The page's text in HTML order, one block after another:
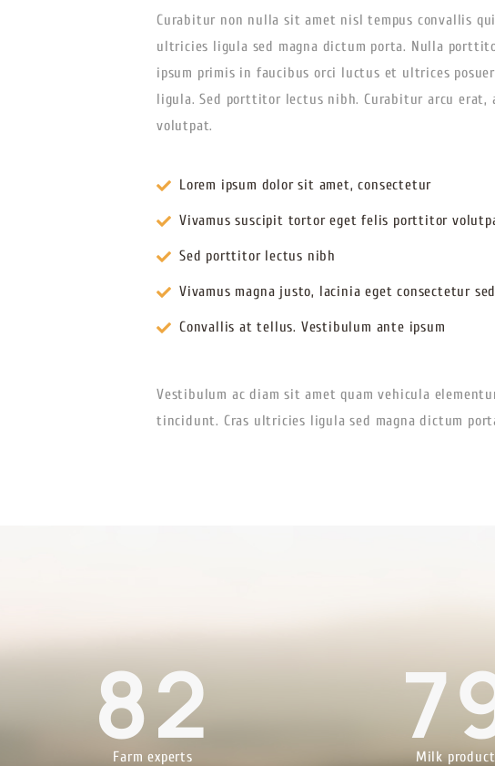
Curabitur non nulla sit amet nisl tempus convallis
ultricies ligula sed magna dictum porta. Nulla
ipsum primis in faucibus orci luctus et ultrices
ligula. Sed porttitor lectus nibh. Curabitur arcu
volutpat.
Lorem ipsum dolor sit amet, consectetur
Vivamus suscipit tortor eget felis porttitor
Sed porttitor lectus nibh
Vivamus magna justo, lacinia eget consectetur sed
Convallis at tellus. Vestibulum ante ipsum
Vestibulum ac diam sit amet quam vehicula
tincidunt. Cras ultricies ligula sed magna dictum
82
Farm experts Milk